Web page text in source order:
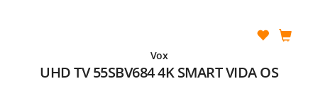
Vox
UHD TV 55SBV684 4K SMART VIDA OS